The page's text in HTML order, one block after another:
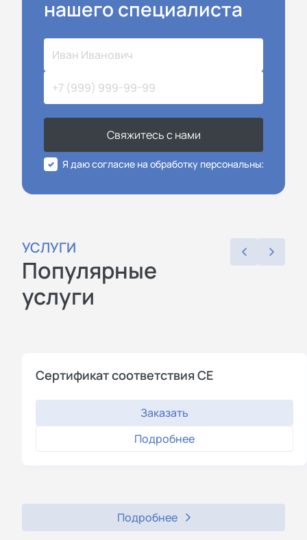
нашего специалиста
Свяжитесь с нами
Я даю согласие на обработку персональных
УСЛУГИ
Популярные
услуги
Сертификат соответствия СЕ
Заказать
Подробнее
Подробнее